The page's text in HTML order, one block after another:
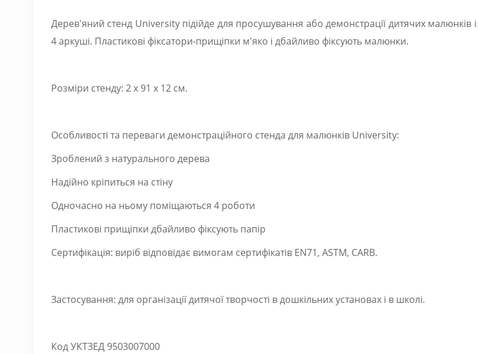
Дерев'яний стенд University підійде для просушування або демонстрації дитячих малюнків
4 аркуші. Пластикові фіксатори-прищіпки м'яко і дбайливо фіксують малюнки.
Розміри стенду: 2 x 91 x 12 см.
Особливості та переваги демонстраційного стенда для малюнків University:
Зроблений з натурального дерева
Надійно кріпиться на стіну
Одночасно на ньому поміщаються 4 роботи
Пластикові прищіпки дбайливо фіксують папір
Сертифікація: виріб відповідає вимогам сертифікатів EN71, ASTM, CARB.
Застосування: для організації дитячої творчості в дошкільних установах і в школі.
Код УКТЗЕД 9503007000